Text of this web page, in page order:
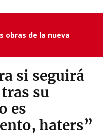
obras de la nueva
si seguirá
su
es
haters”